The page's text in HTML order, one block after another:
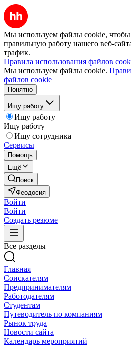
Мы используем файлы cookie, чтобы
правильную работу нашего веб-
трафик.
Правила использования файлов
Мы используем файлы cookie.
файлов cookie
Понятно
Ищу работу
Ищу работу
Ищу работу
Ищу сотрудника
Сервисы
Помощь
Ещё
Поиск
Феодосия
Войти
Войти
Создать резюме
Все разделы
Главная
Соискателям
Предпринимателям
Работодателям
Студентам
Путеводитель по компаниям
Рынок труда
Новости сайта
Календарь мероприятий